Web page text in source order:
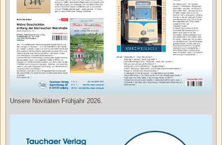
Unsere Novitäten Frühjahr 2026.